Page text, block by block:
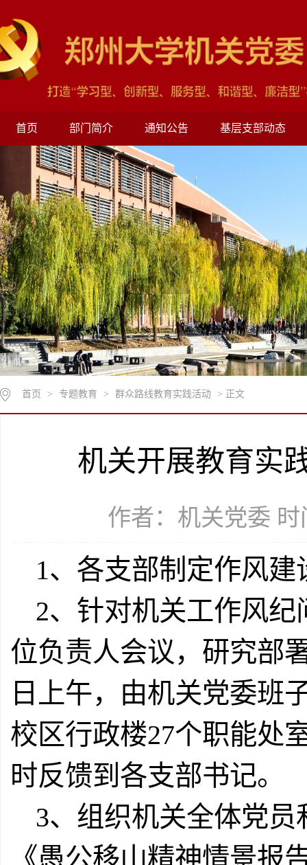
首页 部门简介 通知公告 基层支部动态
首页 > 专题教育 > 群众路线教育实践活动 > 正文
机关开展教育实
作者：机关党委 时
1、各支部制定作风
2、针对机关工作风
位负责人会议，研究部
日上午，由机关党委班
校区行政楼27个职能处
时反馈到各支部书记。
3、组织机关全体党
《愚公移山精神情景报